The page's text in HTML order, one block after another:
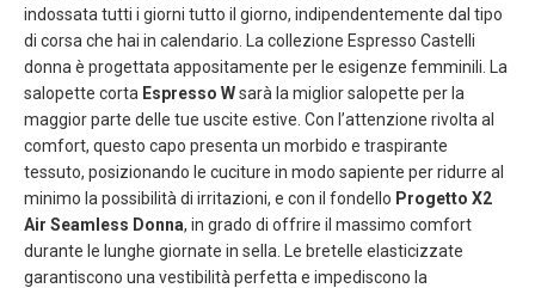
indossata tutti i giorni tutto il giorno, indipendentemente dal tipo
di corsa che hai in calendario. La collezione Espresso Castelli
donna è progettata appositamente per le esigenze femminili. La
salopette corta Espresso Wsarà la miglior salopette per la
maggior parte delle tue uscite estive. Con l’attenzione rivolta al
comfort, questo capo presenta un morbido e traspirante
tessuto, posizionando le cuciture in modo sapiente per ridurre al
minimo la possibilità di irritazioni, e con il fondello Progetto X2
Air Seamless Donna, in grado di offrire il massimo comfort
durante le lunghe giornate in sella. Le bretelle elasticizzate
garantiscono una vestibilità perfetta e impediscono la